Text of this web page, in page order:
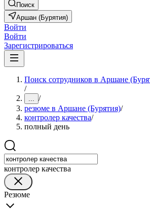
Поиск
Аршан (Бурятия)
Войти
Войти
Зарегистрироваться
Поиск сотрудников в Аршане
/
... /
резюме в Аршане (Бурятия)/
контролер качества/
полный день
контролер качества
Резюме